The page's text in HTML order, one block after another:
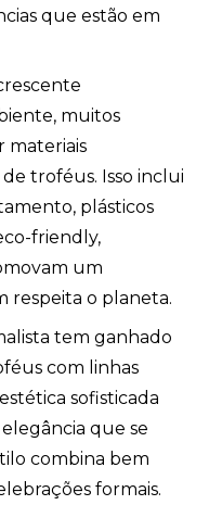
que estão em
muitos
materiais
troféus. Isso inclui
plásticos
friendly,
um
respeita o planeta.
tem ganhado
com linhas
sofisticada
que se
combina bem
formais.